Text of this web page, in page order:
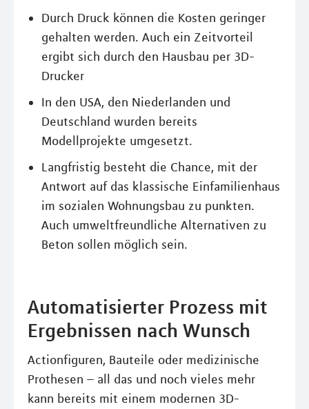
Durch Druck können die Kosten geringer
gehalten werden. Auch ein Zeitvorteil
ergibt sich durch den Hausbau per 3D-
Drucker
In den USA, den Niederlanden und
Deutschland wurden bereits
Modellprojekte umgesetzt.
Langfristig besteht die Chance, mit der
Antwort auf das klassische Einfamilienhaus
im sozialen Wohnungsbau zu punkten.
Auch umweltfreundliche Alternativen zu
Beton sollen möglich sein.
Automatisierter Prozess mit
Ergebnissen nach Wunsch
Actionfiguren, Bauteile oder medizinische
Prothesen – all das und noch vieles mehr
kann bereits mit einem modernen 3D-